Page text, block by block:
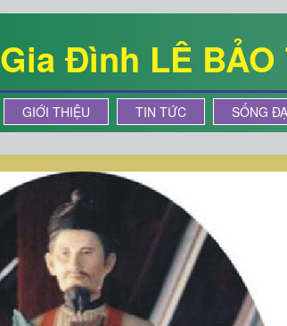
Gia Đình LÊ BẢO
GIỚI THIỆU TIN TỨC SỐNG